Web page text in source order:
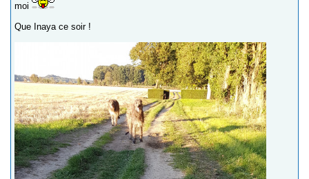
moi
Que Inaya ce soir !